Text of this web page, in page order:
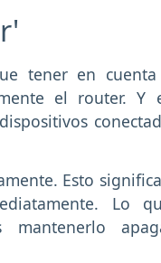
tener en cuenta
el router.
Esto
Lo
mantenerlo